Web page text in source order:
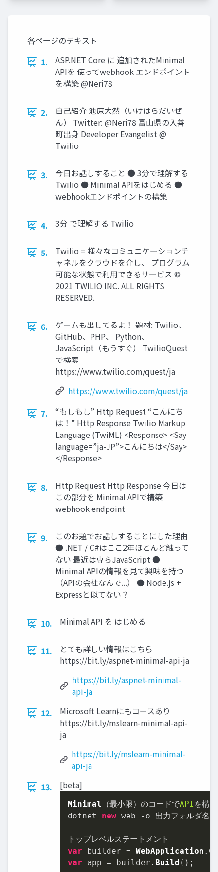
各ページのテキスト
1.
ASP.NET Core に 追加されたMinimal
APIを 使ってwebhook エンドポイント
を構築 @Neri78
2.
自己紹介 池原大然（いけはらだいぜ
ん） Twitter: @Neri78 富山県の入善
町出身 Developer Evangelist @
Twilio
3.
今日お話しすること ● 3分で理解する
Twilio ● Minimal APIをはじめる ●
webhookエンドポイントの構築
4. 3分 で理解する Twilio
5.
Twilio = 様々なコミュニケーションチ
ャネルをクラウドを介し、 プログラム
可能な状態で利用できるサービス ©
2021 TWILIO INC. ALL RIGHTS
RESERVED.
6.
ゲームも出してるよ！ 題材: Twilio、
GitHub、PHP、 Python、
JavaScript（もうすぐ） TwilioQuest
で検索
https://www.twilio.com/quest/ja
https://www.twilio.com/quest/ja
7.
“もしもし” Http Request “こんにち
は！” Http Response Twilio Markup
Language (TwiML) <Response> <Say
language=”ja-JP”>こんにちは</Say>
</Response>
8.
Http Request Http Response 今日は
この部分を Minimal APIで構築
webhook endpoint
9.
このお題でお話しすることにした理由
● .NET / C#はここ2年ほとんど触って
ない 最近は専らJavaScript ●
Minimal APIの情報を見て興味を持つ
（APIの会社なんで...） ● Node.js +
Expressと似てない？
10. Minimal API を はじめる
11.
とても詳しい情報はこちら
https://bit.ly/aspnet-minimal-api-ja
https://bit.ly/aspnet-minimal-
api-ja
12.
Microsoft Learnにもコースあり
https://bit.ly/mslearn-minimal-api-
ja
https://bit.ly/mslearn-minimal-
api-ja
13.
[beta]
Minimal （最小限）のコードでAPI を構築
dotnet new web -o 出力フォルダ名
var builder = WebApplication .
var app = builder. Build ();